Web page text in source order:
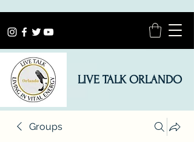
LIVE TALK ORLANDO
Groups